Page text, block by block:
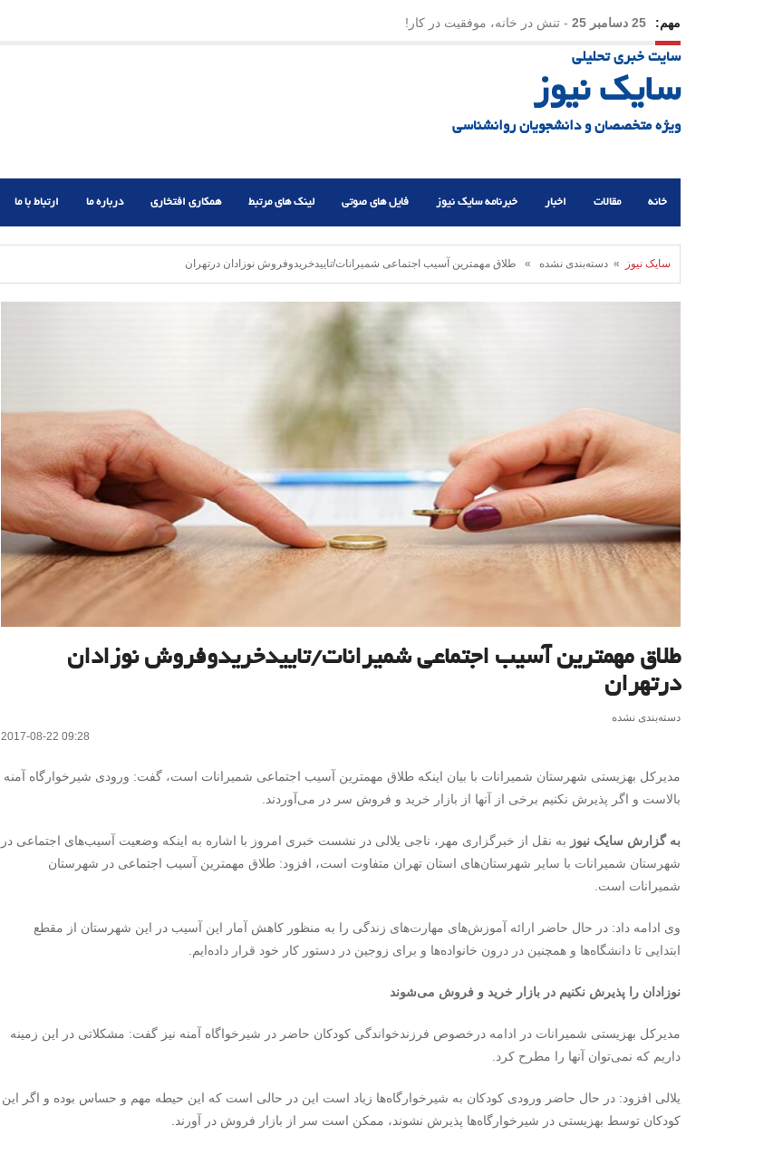
مهم: 23 دسامبر 25 - چرا اراده می‌کنیم ولی شکست می‌خوریم؟
21 دسامبر 25
سایت خبری تحلیلی
سایک نیوز
ویژه متخصصان و دانشجویان روانشناسی
خانه مقالات اخبار خبرنامه سایک نیوز فایل های صوتی لینک های مرتبط همکاری افتخاری درباره ما ارتباط با ما
سایک نیوز » دسته‌بندی نشده » طلاق مهمترین آسیب اجتماعی شمیرانات/تاییدخریدوفروش نوزادان درتهران
طلاق مهمترین آسیب اجتماعی شمیرانات/تاییدخریدوفروش نوزادان
درتهران
دسته‌بندی نشده
2017-08-22 09:28
مدیرکل بهزیستی شهرستان شمیرانات با بیان اینکه طلاق مهمترین آسیب اجتماعی شمیرانات است، گفت: ورودی شیرخوارگاه آمنه
بالاست و اگر پذیرش نکنیم برخی از آنها از بازار خرید و فروش سر در می‌آوردند.
به گزارش سایک نیوز به نقل از خبرگزاری مهر، ناجی یلالی در نشست خبری امروز با اشاره به اینکه وضعیت آسیب‌های اجتماعی در
شهرستان شمیرانات با سایر شهرستان‌های استان تهران متفاوت است، افزود: طلاق مهمترین آسیب اجتماعی در شهرستان
شمیرانات است.
وی ادامه داد: در حال حاضر ارائه آموزش‌های مهارت‌های زندگی را به منظور کاهش آمار این آسیب در این شهرستان از مقطع
ابتدایی تا دانشگاه‌ها و همچنین در درون خانواده‌ها و برای زوجین در دستور کار خود قرار داده‌ایم.
نوزادان را پذیرش نکنیم در بازار خرید و فروش می‌شوند
مدیرکل بهزیستی شمیرانات در ادامه درخصوص فرزندخواندگی کودکان حاضر در شیرخواگاه‌ آمنه نیز گفت: مشکلاتی در این زمینه
داریم که نمی‌توان آنها را مطرح کرد.
یلالی افزود: در حال حاضر ورودی کودکان به شیرخوارگاه‌ها زیاد است این در حالی است که این حیطه مهم و حساس بوده و اگر این
کودکان توسط بهزیستی در شیرخوارگاه‌ها پذیرش نشوند، ممکن است سر از بازار فروش در آورند.